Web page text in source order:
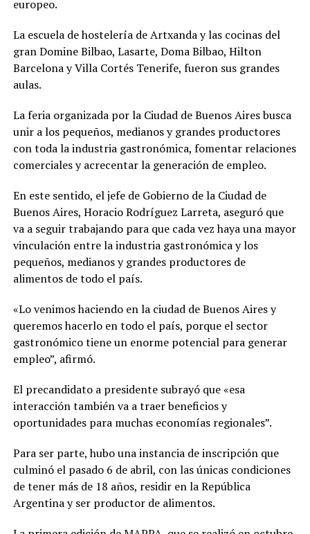
europeo.
La escuela de hostelería de Artxanda y las cocinas del
gran Domine Bilbao, Lasarte, Doma Bilbao, Hilton
Barcelona y Villa Cortés Tenerife, fueron sus grandes
aulas.
La feria organizada por la Ciudad de Buenos Aires busca
unir a los pequeños, medianos y grandes productores
con toda la industria gastronómica, fomentar relaciones
comerciales y acrecentar la generación de empleo.
En este sentido, el jefe de Gobierno de la Ciudad de
Buenos Aires, Horacio Rodríguez Larreta, aseguró que
va a seguir trabajando para que cada vez haya una mayor
vinculación entre la industria gastronómica y los
pequeños, medianos y grandes productores de
alimentos de todo el país.
«Lo venimos haciendo en la ciudad de Buenos Aires y
queremos hacerlo en todo el país, porque el sector
gastronómico tiene un enorme potencial para generar
empleo”, afirmó.
El precandidato a presidente subrayó que «esa
interacción también va a traer beneficios y
oportunidades para muchas economías regionales”.
Para ser parte, hubo una instancia de inscripción que
culminó el pasado 6 de abril, con las únicas condiciones
de tener más de 18 años, residir en la República
Argentina y ser productor de alimentos.